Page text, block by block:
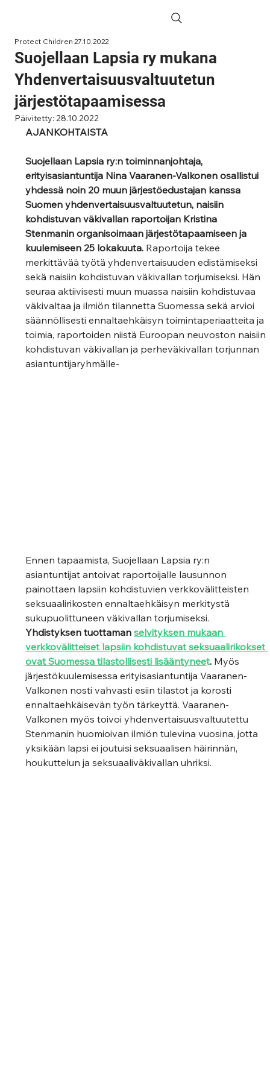
Suojellaan Lapsia ry mukana
Yhdenvertaisuusvaltuutetun
järjestötapaamisessa
Protect Children27.10.2022
Päivitetty:28.10.2022
AJANKOHTAISTA
Suojellaan Lapsia ry:n toiminnanjohtaja,
erityisasiantuntija Nina Vaaranen-Valkonen osallistui
yhdessä noin 20 muun järjestöedustajan kanssa
Suomen yhdenvertaisuusvaltuutetun, naisiin
kohdistuvan väkivallan raportoijan Kristina
Stenmanin organisoimaan järjestötapaamiseen ja
kuulemiseen 25 lokakuuta. Raportoija tekee
merkittävää työtä yhdenvertaisuuden edistämiseksi
sekä naisiin kohdistuvan väkivallan torjumiseksi. Hän
seuraa aktiivisesti muun muassa naisiin kohdistuvaa
väkivaltaa ja ilmiön tilannetta Suomessa sekä arvioi
säännöllisesti ennaltaehkäisyn toimintaperiaatteita ja
toimia, raportoiden niistä Euroopan neuvoston naisiin
kohdistuvan väkivallan ja perheväkivallan torjunnan
asiantuntijaryhmälle-
Ennen tapaamista, Suojellaan Lapsia ry:n
asiantuntijat antoivat raportoijalle lausunnon
painottaen lapsiin kohdistuvien verkkovälitteisten
seksuaalirikosten ennaltaehkäisyn merkitystä
sukupuolittuneen väkivallan torjumiseksi.
Yhdistyksen tuottaman selvityksen mukaan
verkkovälitteiset lapsiin kohdistuvat seksuaalirikokset
ovat Suomessa tilastollisesti lisääntyneet. Myös
järjestökuulemisessa erityisasiantuntija Vaaranen-
Valkonen nosti vahvasti esiin tilastot ja korosti
ennaltaehkäisevän työn tärkeyttä. Vaaranen-
Valkonen myös toivoi yhdenvertaisuusvaltuutettu
Stenmanin huomioivan ilmiön tulevina vuosina, jotta
yksikään lapsi ei joutuisi seksuaalisen häirinnän,
houkuttelun ja seksuaaliväkivallan uhriksi.